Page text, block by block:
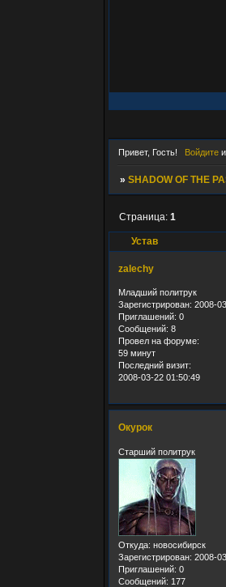
Привет, Гость! Войдите
» SHADOW OF THE
Устав
Страница: 1
zalechy
Младший политрук
Зарегистрирован: 2008-
Приглашений: 0
Сообщений: 8
Провел на форуме:
59 минут
Последний визит:
2008-03-22 01:50:49
Окурок
Старший политрук
Откуда: новосибирск
Зарегистрирован: 2008-
Приглашений: 0
Сообщений: 177